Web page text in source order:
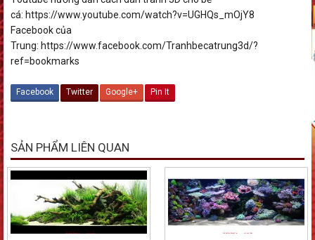
cá: https://www.youtube.com/watch?v=UGHQs_mOjY8
Facebook của
Trung: https://www.facebook.com/Tranhbecatrung3d/?
ref=bookmarks
Facebook Twitter Google+ Pin It
SẢN PHẨM LIÊN QUAN